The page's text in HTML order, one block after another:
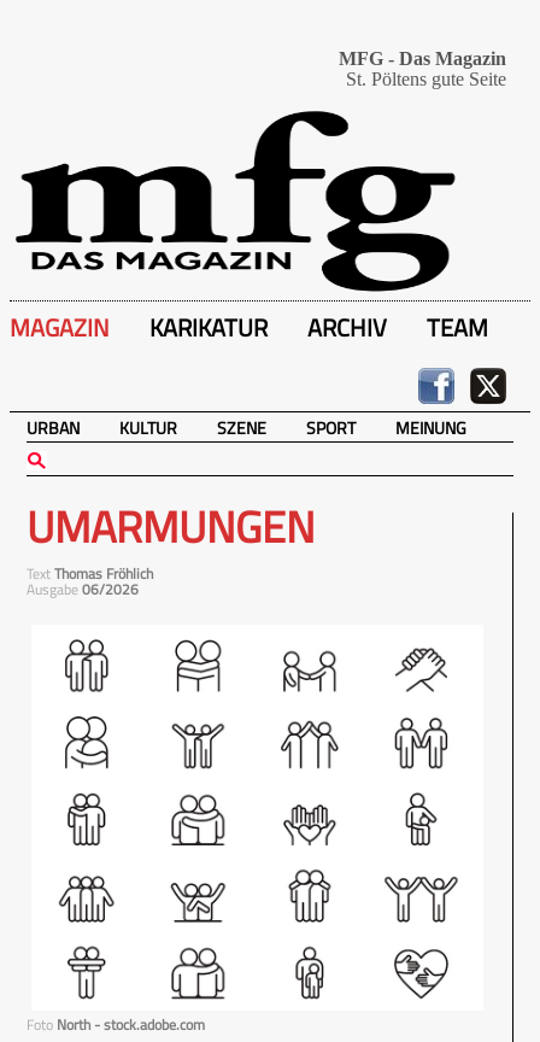
MFG - Das Magazin
St. Pöltens gute Seite
MAGAZIN KARIKATUR ARCHIV TEAM
URBAN KULTUR SZENE SPORT MEINUNG
UMARMUNGEN
TextThomas Fröhlich
Ausgabe06/2026
Foto North - stock.adobe.com